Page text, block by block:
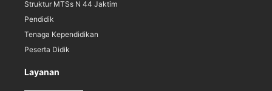
Struktur MTSs N 44 Jaktim
Pendidik
Tenaga Kependidikan
Peserta Didik
Layanan